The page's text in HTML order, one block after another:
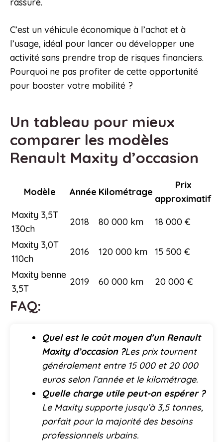
rassure.
C’est un véhicule économique à l’achat et à
l’usage, idéal pour lancer ou développer une
activité sans prendre trop de risques financiers.
Pourquoi ne pas profiter de cette opportunité
pour booster votre mobilité ?
Un tableau pour mieux
comparer les modèles
Renault Maxity d’occasion
Modèle Année Kilométrage
Prix
approximatif
Maxity 3,5T
130ch
2018 80 000 km
18 000 €
Maxity 3,0T
110ch
2016 120 000 km
15 500 €
Maxity benne
3,5T
2019 60 000 km 20 000 €
FAQ:
Quel est le coût moyen d’un Renault
Maxity d’occasion ?Les prix tournent
généralement entre 15 000 et 20 000
euros selon l’année et le kilométrage.
Quelle charge utile peut-on espérer ?
Le Maxity supporte jusqu’à 3,5 tonnes,
parfait pour la majorité des besoins
professionnels urbains.